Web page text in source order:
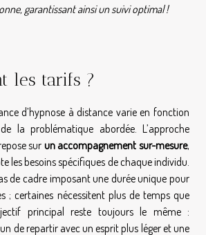
garantissant ainsi un suivi optimal !
les tarifs ?
d’hypnose à distance varie en fonction
la problématique abordée. L’approche
sur un accompagnement sur-mesure,
les besoins spécifiques de chaque individu.
de cadre imposant une durée unique pour
; certaines nécessitent plus de temps que
principal reste toujours le même :
de repartir avec un esprit plus léger et une